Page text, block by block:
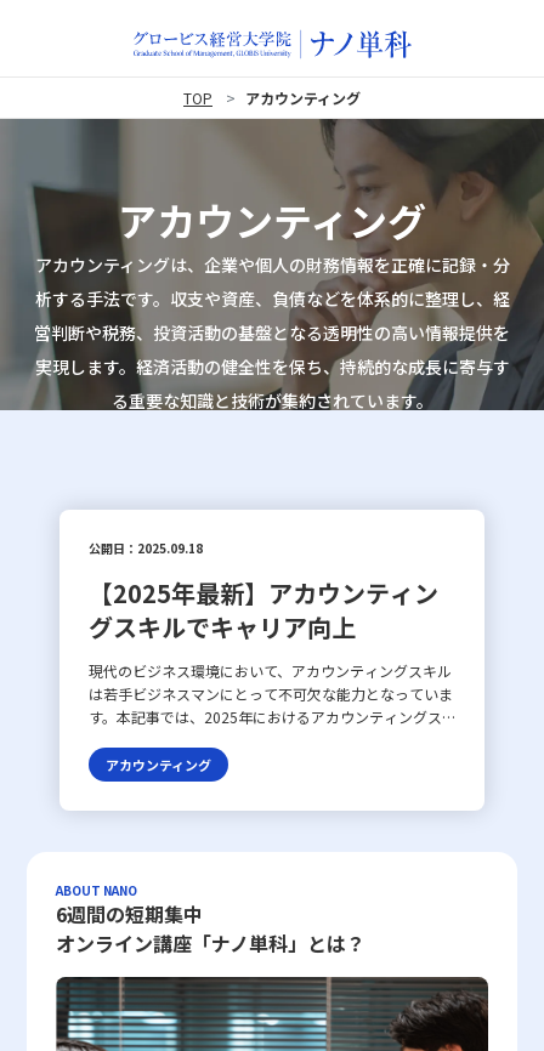
TOP アカウンティング
アカウンティング
アカウンティングは、企業や個人の財務情報を正確に記録・分
析する手法です。収支や資産、負債などを体系的に整理し、経
営判断や税務、投資活動の基盤となる透明性の高い情報提供を
実現します。経済活動の健全性を保ち、持続的な成長に寄与す
る重要な知識と技術が集約されています。
公開日：2025.09.18
【2025年最新】アカウンティン
グスキルでキャリア向上
現代のビジネス環境において、アカウンティングスキル
は若手ビジネスマンにとって不可欠な能力となっていま
す。本記事では、2025年におけるアカウンティングス
しく解説します。 アカウンティングスキルとは アカウ
ンティングスキルとは、企業の財務情報を正確に記録、
分析、報告する能力を指します。具体的には、財務諸表
せません。 2025年現在、ビジネス環境はますます複雑
化しており、デジタル化の進展に伴ってアカウンティン
グスキルの重要性は一層増しています。データ分析ツー
し、迅速な意思決定を支援する役割も求められていま
す。若手ビジネスマンにとって、アカウンティングスキ
ルを磨くことは、キャリアの成長に直結する重要な要素
アカウンティング
ABOUT NANO
6週間の短期集中
オンライン講座「ナノ単科」とは？